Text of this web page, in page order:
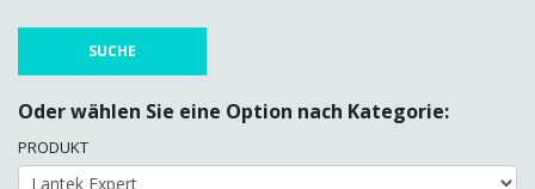
Oder wählen Sie eine Option nach Kategorie:
PRODUKT